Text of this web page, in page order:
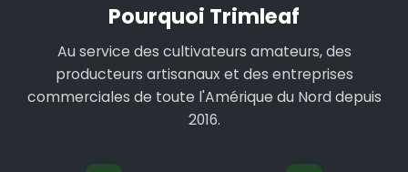
Pourquoi Trimleaf
Au service des cultivateurs amateurs, des
producteurs artisanaux et des entreprises
commerciales de toute l'Amérique du Nord depuis
2016.